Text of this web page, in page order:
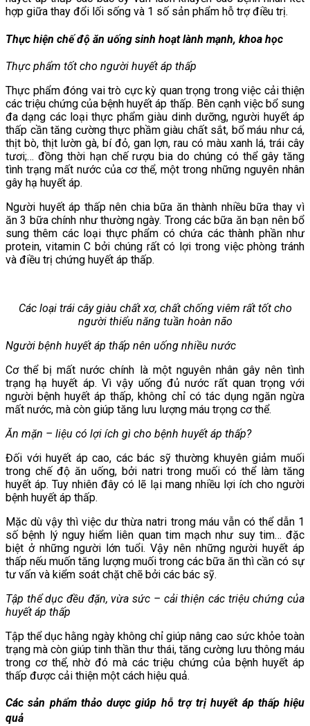
hợp giữa thay đổi lối sống và 1 số sản phẩm hỗ trợ điều trị.
Thực hiện chế độ ăn uống sinh hoạt lành mạnh, khoa học
Thực phẩm tốt cho người huyết áp thấp
Thực phẩm đóng vai trò cực kỳ quan trọng trong việc cải thiện
các triệu chứng của bệnh huyết áp thấp. Bên cạnh việc bổ sung
đa dạng các loại thực phẩm giàu dinh dưỡng, người huyết áp
thấp cần tăng cường thực phầm giàu chất sắt, bổ máu như cá,
thịt bò, thịt lườn gà, bí đỏ, gan lợn, rau có màu xanh lá, trái cây
tươi;… đồng thời hạn chế rượu bia do chúng có thể gây tăng
tình trạng mất nước của cơ thể, một trong những nguyên nhân
gây hạ huyết áp.
Người huyết áp thấp nên chia bữa ăn thành nhiều bữa thay vì
ăn 3 bữa chính như thường ngày. Trong các bữa ăn bạn nên bổ
sung thêm các loại thực phẩm có chứa các thành phần như
protein, vitamin C bởi chúng rất có lợi trong việc phòng tránh
và điều trị chứng huyết áp thấp.
Các loại trái cây giàu chất xơ, chất chống viêm rất tốt cho
người thiểu năng tuần hoàn não
Người bệnh huyết áp thấp nên uống nhiều nước
Cơ thể bị mất nước chính là một nguyên nhân gây nên tình
trạng hạ huyết áp. Vì vậy uống đủ nước rất quan trọng với
người bệnh huyết áp thấp, không chỉ có tác dụng ngăn ngừa
mất nước, mà còn giúp tăng lưu lượng máu trọng cơ thể.
Ăn mặn – liệu có lợi ích gì cho bệnh huyết áp thấp?
Đối với huyết áp cao, các bác sỹ thường khuyên giảm muối
trong chế độ ăn uống, bởi natri trong muối có thể làm tăng
huyết áp. Tuy nhiên đây có lẽ lại mang nhiều lợi ích cho người
bệnh huyết áp thấp.
Mặc dù vậy thì việc dư thừa natri trong máu vẫn có thể dẫn 1
số bệnh lý nguy hiểm liên quan tim mạch như suy tim… đặc
biệt ở những người lớn tuổi. Vậy nên những người huyết áp
thấp nếu muốn tăng lượng muối trong các bữa ăn thì cần có sự
tư vấn và kiểm soát chặt chẽ bởi các bác sỹ.
Tập thể dục đều đặn, vừa sức – cải thiện các triệu chứng của
huyết áp thấp
Tập thể dục hằng ngày không chỉ giúp nâng cao sức khỏe toàn
trạng mà còn giúp tinh thần thư thái, tăng cường lưu thông máu
trong cơ thể, nhờ đó mà các triệu chứng của bệnh huyết áp
thấp được cải thiện một cách hiệu quả.
Các sản phẩm thảo dược giúp hỗ trợ trị huyết áp thấp hiệu
quả